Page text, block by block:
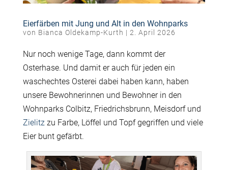
Eierfärben mit Jung und Alt in den Wohnparks
von Bianca Oldekamp-Kurth | 2. April 2026
Nur noch wenige Tage, dann kommt der
Osterhase. Und damit er auch für jeden ein
waschechtes Osterei dabei haben kann, haben
unsere Bewohnerinnen und Bewohner in den
Wohnparks Colbitz, Friedrichsbrunn, Meisdorf und
Zielitzzu Farbe, Löffel und Topf gegriffen und viele
Eier bunt gefärbt.